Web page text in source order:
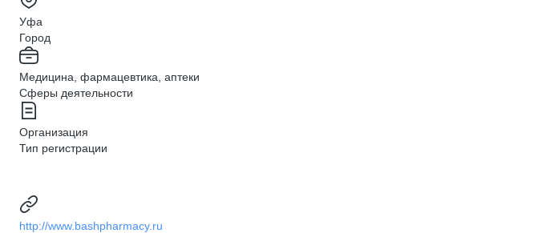
Уфа
Город
Медицина, фармацевтика, аптеки
Сферы деятельности
Организация
Тип регистрации
http://www.bashpharmacy.ru